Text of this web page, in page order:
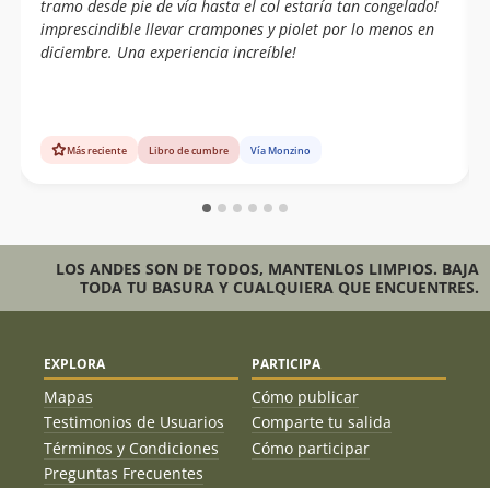
tramo desde pie de vía hasta el col estaría tan congelado!
imprescindible llevar crampones y piolet por lo menos en
diciembre. Una experiencia increíble!
Más reciente Libro de cumbre Vía Monzino
LOS ANDES SON DE TODOS, MANTENLOS LIMPIOS. BAJA
TODA TU BASURA Y CUALQUIERA QUE ENCUENTRES.
EXPLORA
Mapas
Testimonios de Usuarios
Términos y Condiciones
Preguntas Frecuentes
PARTICIPA
Cómo publicar
Comparte tu salida
Cómo participar